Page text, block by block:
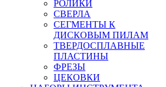
РОЛИКИ
СВЕРЛА
СЕГМЕНТЫ К
ДИСКОВЫМ ПИЛАМ
ТВЕРДОСПЛАВНЫЕ
ПЛАСТИНЫ
ФРЕЗЫ
ЦЕКОВКИ